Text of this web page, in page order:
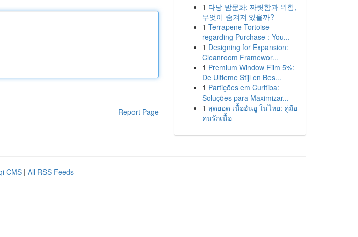
Report Page
1 다낭 밤문화: 짜릿함과 위험,
무엇이 숨겨져 있을까?
1 Terrapene Tortoise
regarding Purchase : You...
1 Designing for Expansion:
Cleanroom Framewor...
1 Premium Window Film 5%:
De Ultieme Stijl en Bes...
1 Partições em Curitiba:
Soluções para Maximizar...
1 สุดยอด เนื้อฮันอู ในไทย: คู่มือ
คนรักเนื้อ
CMS | All RSS Feeds